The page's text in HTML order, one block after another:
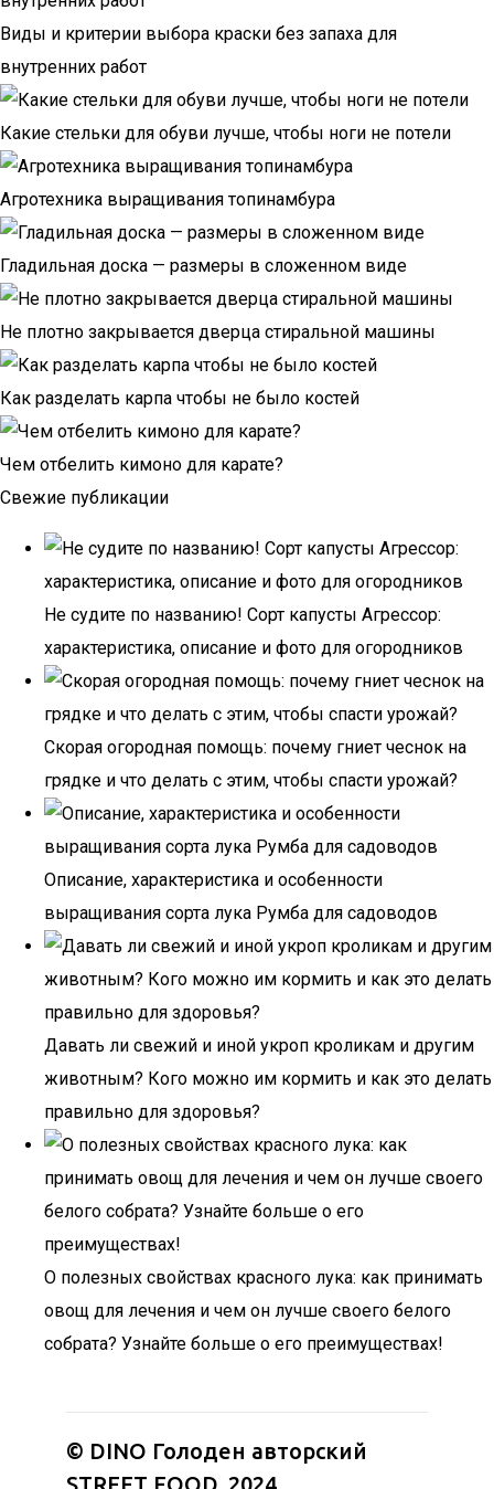
Виды и критерии выбора краски без запаха для
внутренних работ
Какие стельки для обуви лучше, чтобы ноги не потели
Агротехника выращивания топинамбура
Гладильная доска — размеры в сложенном виде
Не плотно закрывается дверца стиральной машины
Как разделать карпа чтобы не было костей
Чем отбелить кимоно для карате?
Свежие публикации
Не судите по названию! Сорт капусты Агрессор:
характеристика, описание и фото для огородников
Скорая огородная помощь: почему гниет чеснок на
грядке и что делать с этим, чтобы спасти урожай?
Описание, характеристика и особенности
выращивания сорта лука Румба для садоводов
Давать ли свежий и иной укроп кроликам и другим
животным? Кого можно им кормить и как это делать
правильно для здоровья?
О полезных свойствах красного лука: как принимать
овощ для лечения и чем он лучше своего белого
собрата? Узнайте больше о его преимуществах!
© DINO Голоден авторский